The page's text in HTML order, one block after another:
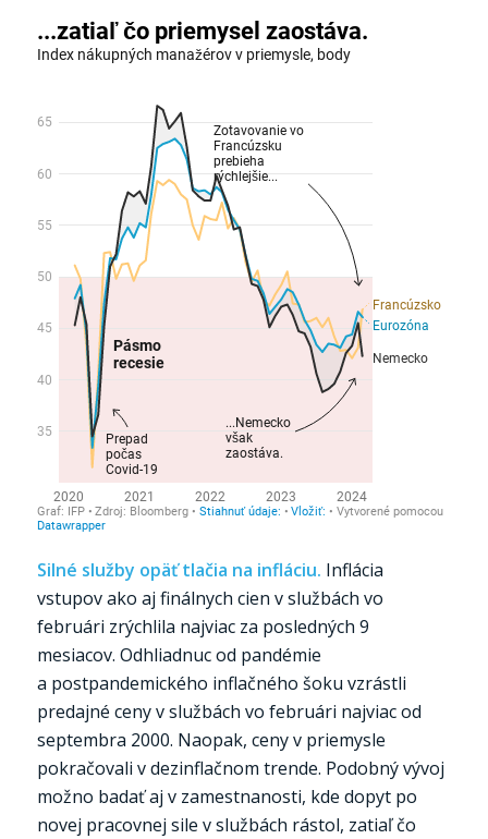
Silné služby opäť tlačia na infláciu. Inflácia
vstupov ako aj finálnych cien v službách vo
februári zrýchlila najviac za posledných 9
mesiacov. Odhliadnuc od pandémie
a postpandemického inflačného šoku vzrástli
predajné ceny v službách vo februári najviac od
septembra 2000. Naopak, ceny v priemysle
pokračovali v dezinflačnom trende. Podobný vývoj
možno badať aj v zamestnanosti, kde dopyt po
novej pracovnej sile v službách rástol, zatiaľ čo